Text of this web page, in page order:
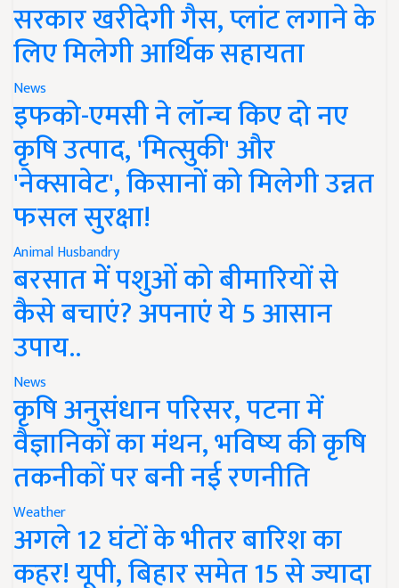
सरकार खरीदेगी गैस, प्लांट लगाने के
लिए मिलेगी आर्थिक सहायता
News
इफको-एमसी ने लॉन्च किए दो नए
कृषि उत्पाद, 'मित्सुकी' और
'नेक्सावेट', किसानों को मिलेगी उन्नत
फसल सुरक्षा!
Animal Husbandry
बरसात में पशुओं को बीमारियों से
कैसे बचाएं? अपनाएं ये 5 आसान
उपाय..
News
कृषि अनुसंधान परिसर, पटना में
वैज्ञानिकों का मंथन, भविष्य की कृषि
तकनीकों पर बनी नई रणनीति
Weather
अगले 12 घंटों के भीतर बारिश का
कहर! यूपी, बिहार समेत 15 से ज्यादा